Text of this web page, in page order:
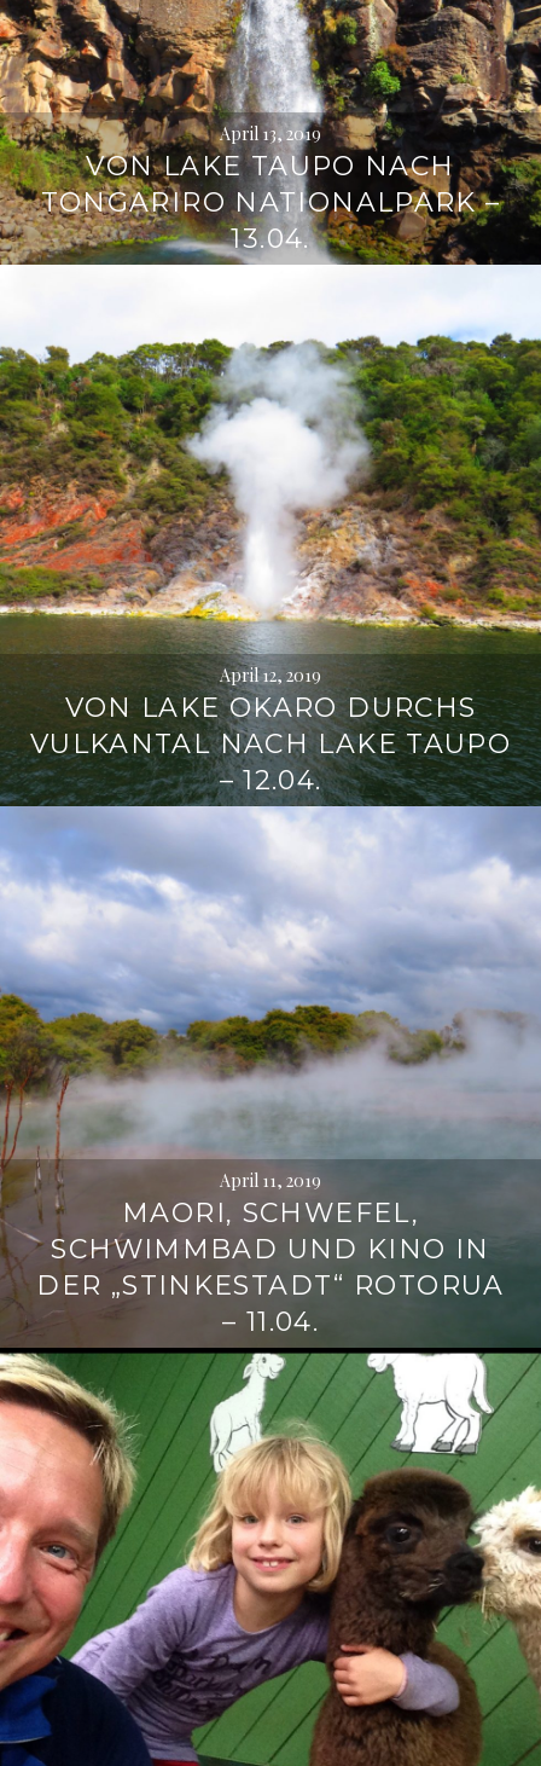
April 13, 2019
VON LAKE TAUPO NACH
TONGARIRO NATIONALPARK –
13.04.
April 12, 2019
VON LAKE OKARO DURCHS
VULKANTAL NACH LAKE TAUPO
– 12.04.
April 11, 2019
MAORI, SCHWEFEL,
SCHWIMMBAD UND KINO IN
DER „STINKESTADT“ ROTORUA
– 11.04.